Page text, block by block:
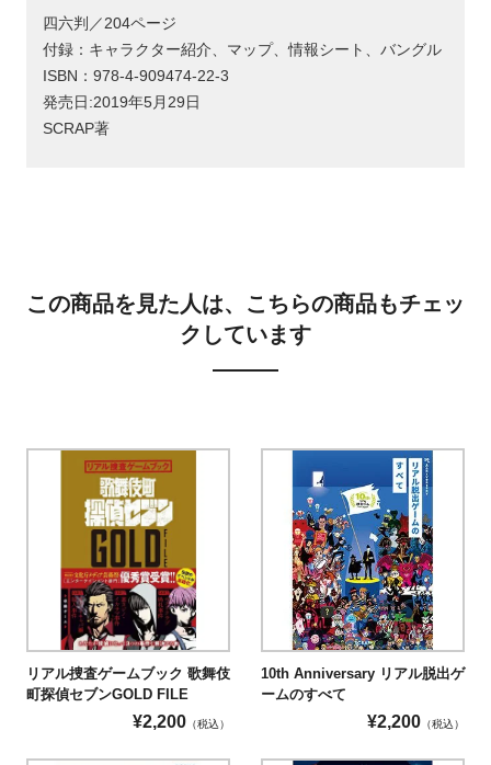
四六判／204ページ
付録：キャラクター紹介、マップ、情報シート、バングル
ISBN：978-4-909474-22-3
発売日:2019年5月29日
SCRAP著
この商品を見た人は、こちらの商品もチェッ
クしています
リアル捜査ゲームブック 歌舞伎
町探偵セブンGOLD FILE
¥2,200 （税込）
10th Anniversary リアル脱出ゲ
ームのすべて
¥2,200 （税込）